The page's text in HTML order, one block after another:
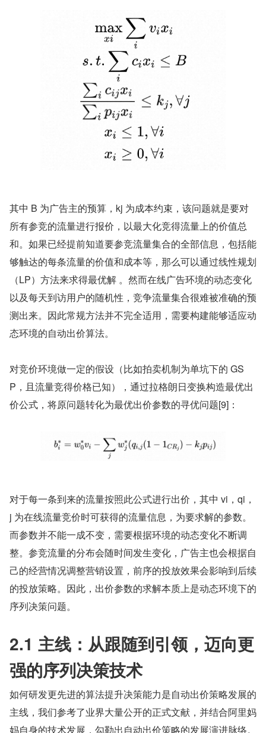
其中 B 为广告主的预算，kj 为成本约束，该问题就是要对
所有参竞的流量进行报价，以最大化竞得流量上的价值总
和。如果已经提前知道要参竞流量集合的全部信息，包括能
够触达的每条流量的价值和成本等，那么可以通过线性规划
（LP）方法来求得最优解 。然而在线广告环境的动态变化
以及每天到访用户的随机性，竞争流量集合很难被准确的预
测出来。因此常规方法并不完全适用，需要构建能够适应动
态环境的自动出价算法。
对竞价环境做一定的假设（比如拍卖机制为单坑下的 GS
P，且流量竞得价格已知），通过拉格朗日变换构造最优出
价公式，将原问题转化为最优出价参数的寻优问题[9]：
对于每一条到来的流量按照此公式进行出价，其中 vi，qi，
j 为在线流量竞价时可获得的流量信息，为要求解的参数。
而参数并不能一成不变，需要根据环境的动态变化不断调
整。参竞流量的分布会随时间发生变化，广告主也会根据自
己的经营情况调整营销设置，前序的投放效果会影响到后续
的投放策略。因此，出价参数的求解本质上是动态环境下的
序列决策问题。
2.1 主线：从跟随到引领，迈向更
强的序列决策技术
如何研发更先进的算法提升决策能力是自动出价策略发展的
主线，我们参考了业界大量公开的正式文献，并结合阿里妈
妈自身的技术发展，勾勒出自动出价策略的发展演进脉络。